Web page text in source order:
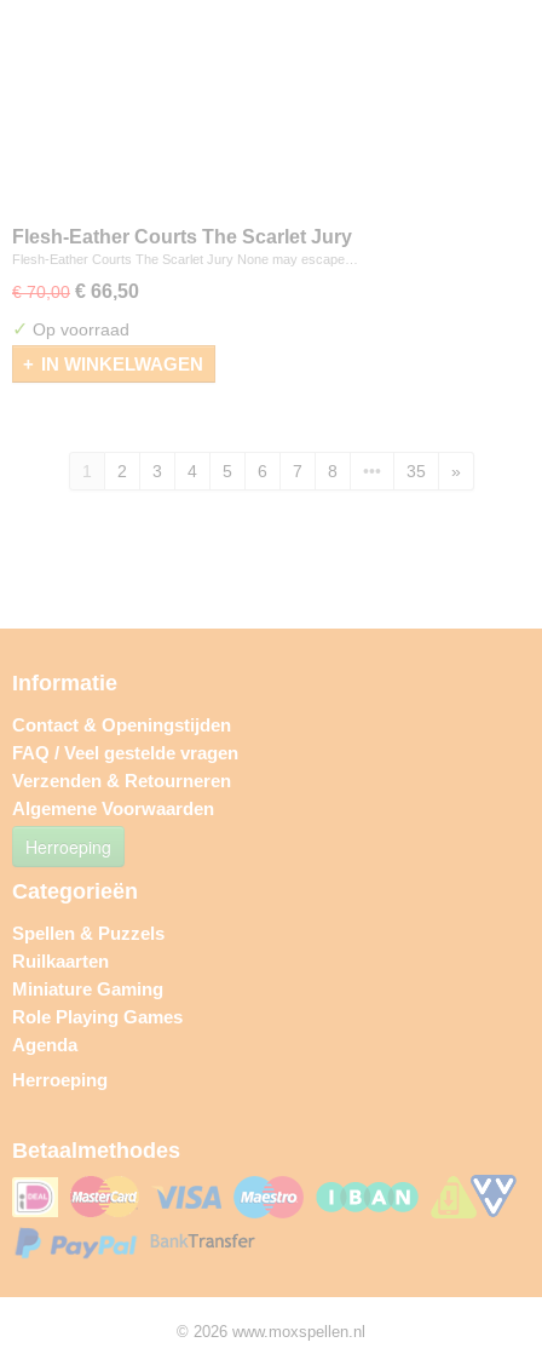
Flesh-Eather Courts The Scarlet Jury
Flesh-Eather Courts The Scarlet Jury None may escape…
€ 70,00 € 66,50
✓ Op voorraad
IN WINKELWAGEN
1 2 3 4 5 6 7 8 ••• 35 »
Informatie
Contact & Openingstijden
FAQ / Veel gestelde vragen
Verzenden & Retourneren
Algemene Voorwaarden
Herroeping
Categorieën
Spellen & Puzzels
Ruilkaarten
Miniature Gaming
Role Playing Games
Agenda
Herroeping
Betaalmethodes
© 2026 www.moxspellen.nl